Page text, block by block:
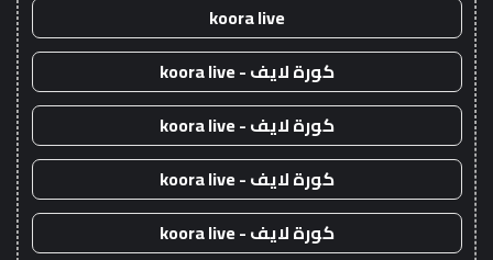
koora live
كورة لايف - koora live
كورة لايف - koora live
كورة لايف - koora live
كورة لايف - koora live